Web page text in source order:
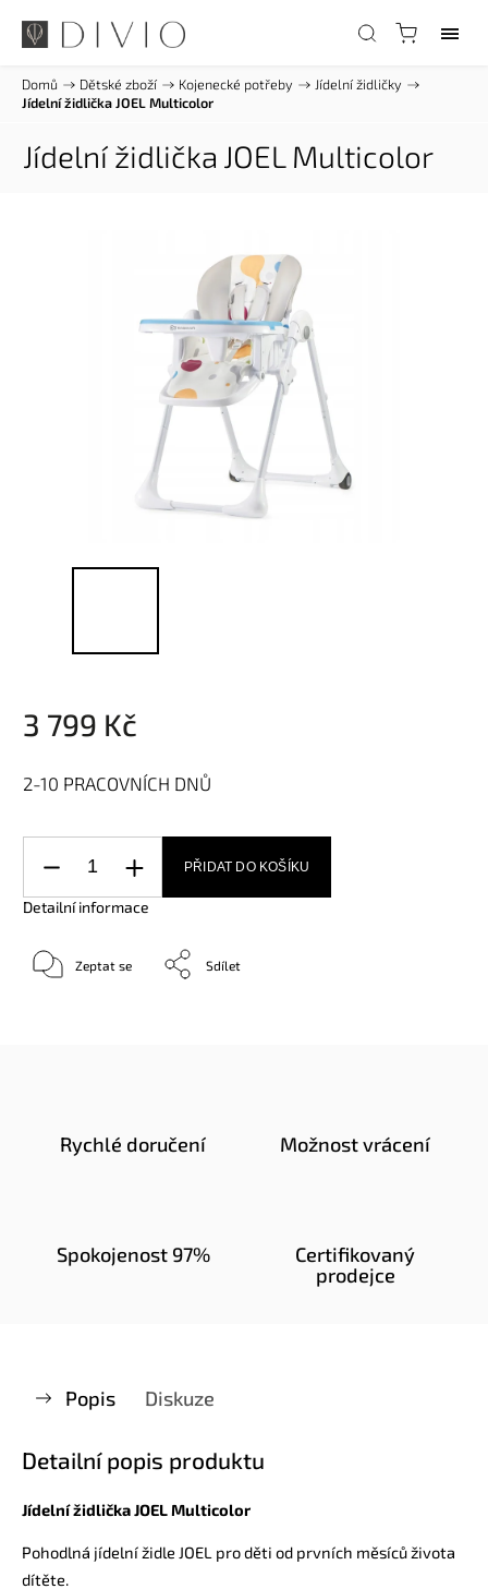
Domů / Dětské zboží / Kojenecké potřeby / Jídelní židličky /
Jídelní židlička JOEL Multicolor
Jídelní židlička JOEL Multicolor
3 799 Kč
2-10 PRACOVNÍCH DNŮ
PŘIDAT DO KOŠÍKU
Detailní informace
Zeptat se Sdílet
Rychlé doručení Možnost vrácení
Spokojenost 97%
Certifikovaný
prodejce
Popis Diskuze
Detailní popis produktu
Jídelní židlička JOEL Multicolor
Pohodlná jídelní židle JOEL pro děti od prvních měsíců života
dítěte.